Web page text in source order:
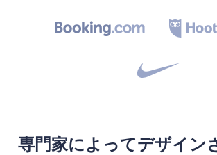
専門家によってデザイン